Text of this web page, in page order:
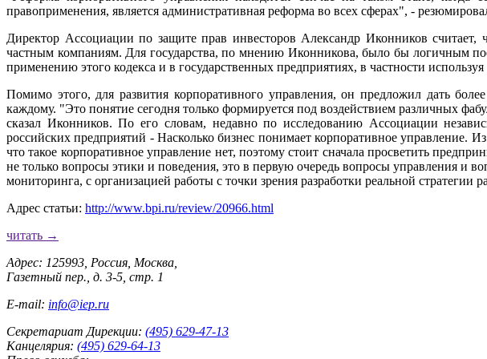
правоприменения, является административная реформа во всех сферах", -
Директор Ассоциации по защите прав инвесторов Александр Иконников считает,
частным компаниям. Для государства, по мнению Иконникова, было бы логичным
применению этого кодекса и в государственных предприятиях, в частности
Помимо этого, для развития корпоративного управления, он предложил дать
каждому. "Это понятие сегодня только формируется под воздействием различных
сказал Иконников. По его словам, недавно по исследованию Ассоциации
российских предприятий - Насколько бизнес понимает корпоративное управление.
что такое корпоративное управление нет, поэтому стоит сначала просветить
не только вопросы этики и поведения, это в первую очередь вопросы управления и
мониторинга, с организацией работы с точки зрения разработки реальной
Адрес статьи: http://www.bpi.ru/review/20966.html
читать →
Адрес: 125993, Россия, Москва,
Газетный пер., д. 3-5, стр. 1
E-mail: info@iep.ru
Секретариат Дирекции: (495) 629-47-13
Канцелярия: (495) 629-64-13